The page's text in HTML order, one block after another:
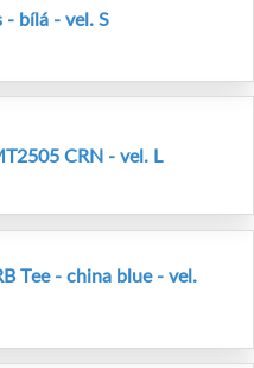
- bílá - vel. S
CRN - vel. L
Tee - china blue - vel.